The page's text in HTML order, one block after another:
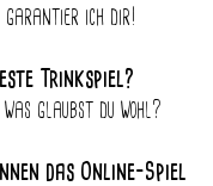
garantier ich dir!
Trinkspiel?
glaubst du wohl?
das Online-Spiel